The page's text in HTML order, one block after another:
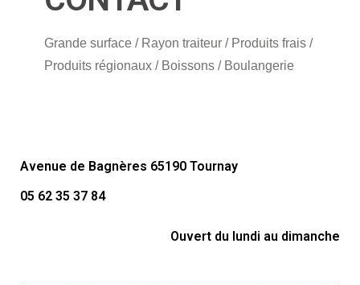
Grande surface / Rayon traiteur / Produits frais /
Produits régionaux / Boissons / Boulangerie
Avenue de Bagnères 65190 Tournay
05 62 35 37 84
Ouvert du lundi au dimanche